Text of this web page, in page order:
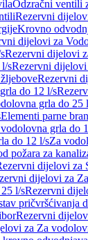
Odzračni ventili
Rezervni
Krovno
dijelovi za
Rezervni dijelovi
sRezervni
Rezervni
do 12 l/s
grla do 25
Elementi parne
grla do
do 12 l/sZa
požara za
dijelovi za
dijelovi za
l/sRezervni
pričvršćivanja
Rezervni
za Za